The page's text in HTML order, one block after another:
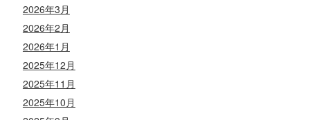
2026年3月
2026年2月
2026年1月
2025年12月
2025年11月
2025年10月